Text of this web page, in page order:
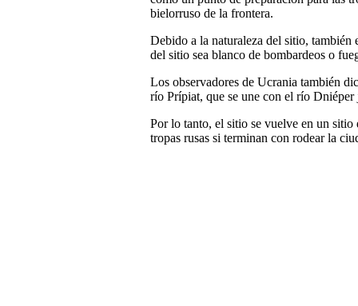
bielorruso de la frontera.
Debido a la naturaleza del sitio, también
del sitio sea blanco de bombardeos o
Los observadores de Ucrania también
río Prípiat, que se une con el río
Por lo tanto, el sitio se vuelve en un sitio
tropas rusas si terminan con rodear la